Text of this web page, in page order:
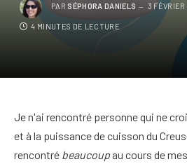
PAR SÉPHORA DANIELS 3
4 MINUTES DE LECTURE
Je n'ai rencontré personne qui ne
et à la puissance de cuisson du
rencontré beaucoup au cours de